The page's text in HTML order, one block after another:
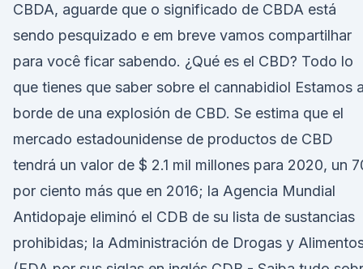
CBDA, aguarde que o significado de CBDA está
sendo pesquizado e em breve vamos compartilhar
para você ficar sabendo. ¿Qué es el CBD? Todo lo
que tienes que saber sobre el cannabidiol Estamos
borde de una explosión de CBD. Se estima que el
mercado estadounidense de productos de CBD
tendrá un valor de $ 2.1 mil millones para 2020, un
por ciento más que en 2016; la Agencia Mundial
Antidopaje eliminó el CDB de su lista de sustancias
prohibidas; la Administración de Drogas y